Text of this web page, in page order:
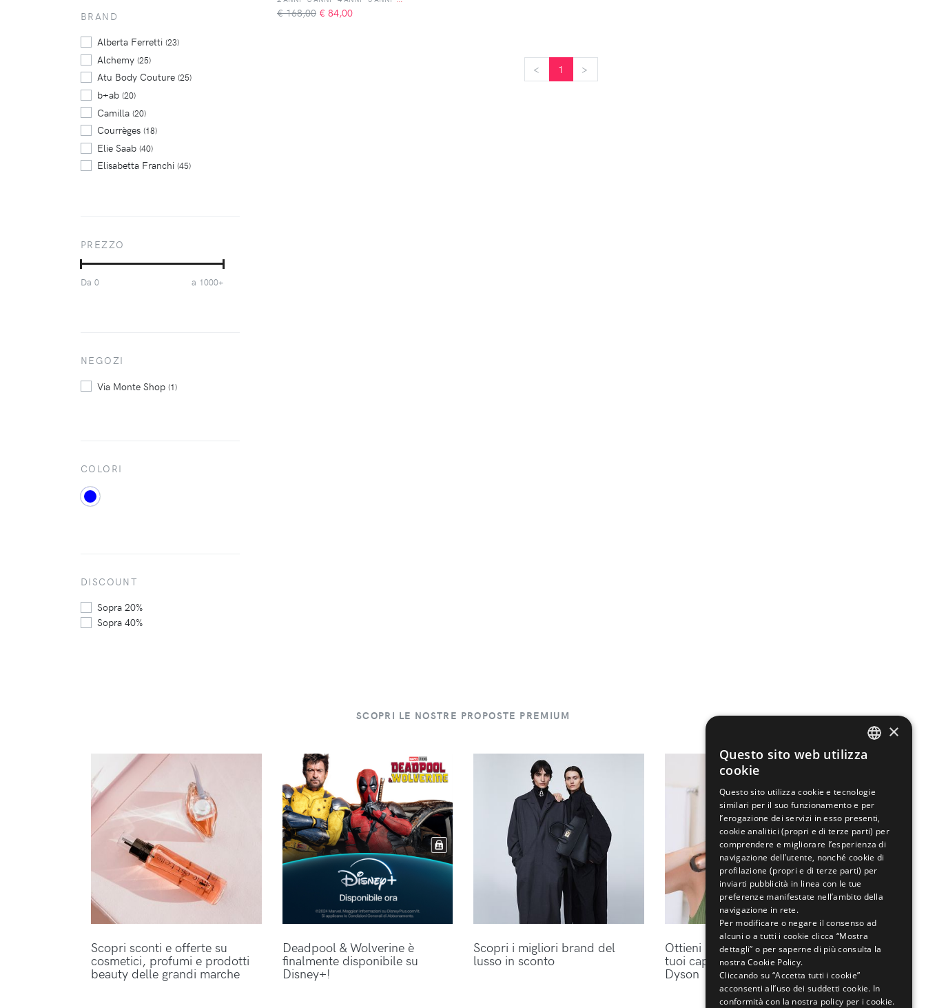
€ 168,00 € 84,00
< 1 >
BRAND
Alberta Ferretti (23)
Alchemy (25)
Atu Body Couture (25)
b+ab (20)
Camilla (20)
Courrèges (18)
Elie Saab (40)
Elisabetta Franchi (45)
Patrizia Pepe
Twinset
PREZZO
Da 0 a 1000+
NEGOZI
Via Monte Shop (1)
COLORI
DISCOUNT
Sopra 20%
Sopra 40%
SCOPRI LE NOSTRE PROPOSTE PREMIUM
Scopri sconti e offerte su
cosmetici, profumi e prodotti
beauty delle grandi marche
Deadpool & Wolverine è
finalmente disponibile su
Disney+!
Scopri i migliori brand del
lusso in sconto
Ottieni lo styling perfetto per i
tuoi capelli con gli accessori
Dyson
×
Questo sito web utilizza
cookie
Questo sito utilizza cookie e tecnologie
similari per il suo funzionamento e per
l’erogazione dei servizi in esso presenti,
cookie analitici (propri e di terze parti) per
comprendere e migliorare l’esperienza di
navigazione dell’utente, nonché cookie di
profilazione (propri e di terze parti) per
inviarti pubblicità in linea con le tue
preferenze manifestate nell’ambito della
navigazione in rete.
Per modificare o negare il consenso ad
alcuni o a tutti i cookie clicca “Mostra
dettagli” o per saperne di più consulta la
nostra Cookie Policy.
Cliccando su “Accetta tutti i cookie”
acconsenti all’uso dei suddetti cookie. In
conformità con la nostra policy per i cookie.